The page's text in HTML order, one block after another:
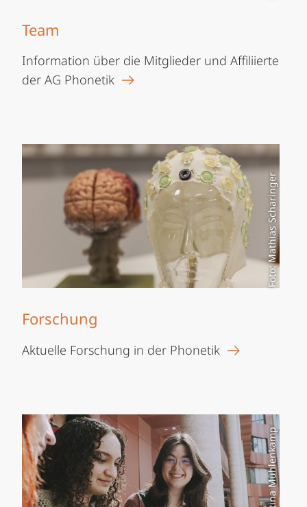
Team
Information über die Mitglieder und Affiliierte
der AG Phonetik
Foto: Mathias Scharinger
Forschung
Aktuelle Forschung in der Phonetik